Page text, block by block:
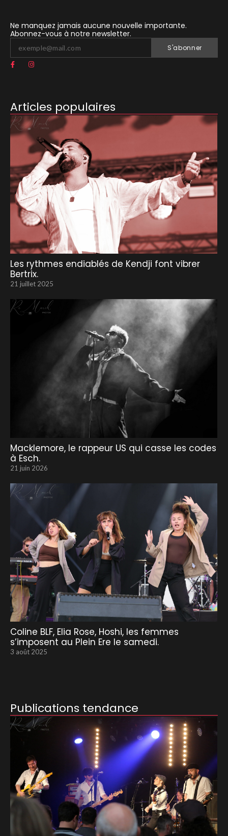
Ne manquez jamais aucune nouvelle importante.
Abonnez-vous à notre newsletter.
S'abonner
Articles populaires
Les rythmes endiablés de Kendji font vibrer
Bertrix.
21 juillet 2025
Macklemore, le rappeur US qui casse les codes
à Esch.
21 juin 2026
Coline BLF, Elia Rose, Hoshi, les femmes
s’imposent au Plein Ere le samedi.
3 août 2025
Publications tendance